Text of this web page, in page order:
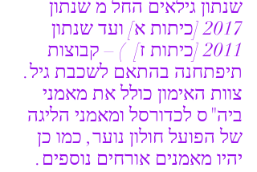
שנתון גילאים החל מ שנתון
2017 [כיתות א] ועד שנתון
2011 [כיתות ז]  ) – קבוצות
תיפתחנה בהתאם לשכבת גיל.
צוות האימון כולל את מאמני
ביה"ס לכדורסל ומאמני הליגה
של הפועל חולון נוער, כמו כן
יהיו מאמנים אורחים נוספים.